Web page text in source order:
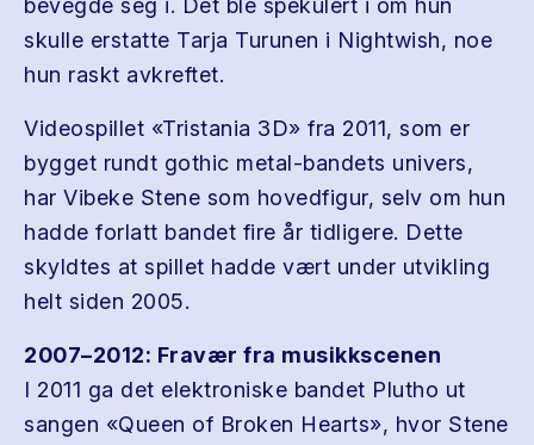
bevegde seg i. Det ble spekulert i om hun
skulle erstatte Tarja Turunen i Nightwish, noe
hun raskt avkreftet.
Videospillet «Tristania 3D» fra 2011, som er
bygget rundt gothic metal-bandets univers,
har Vibeke Stene som hovedfigur, selv om hun
hadde forlatt bandet fire år tidligere. Dette
skyldtes at spillet hadde vært under utvikling
helt siden 2005.
2007–2012: Fravær fra musikkscenen
I 2011 ga det elektroniske bandet Plutho ut
sangen «Queen of Broken Hearts», hvor Stene